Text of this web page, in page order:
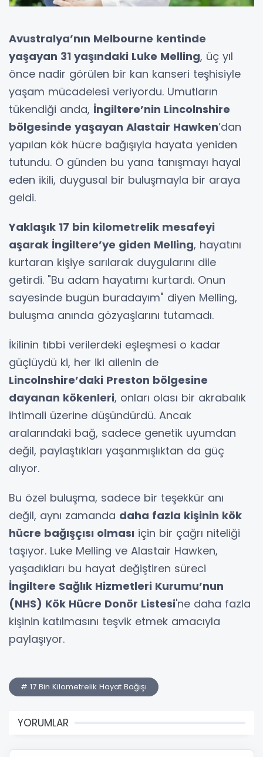
Avustralya’nın Melbourne kentinde
yaşayan 31 yaşındaki Luke Melling, üç yıl
önce nadir görülen bir kan kanseri teşhisiyle
yaşam mücadelesi veriyordu. Umutların
tükendiği anda, İngiltere’nin Lincolnshire
bölgesinde yaşayan Alastair Hawken’dan
yapılan kök hücre bağışıyla hayata yeniden
tutundu. O günden bu yana tanışmayı hayal
eden ikili, duygusal bir buluşmayla bir araya
geldi.
Yaklaşık 17 bin kilometrelik mesafeyi
aşarak İngiltere’ye giden Melling, hayatını
kurtaran kişiye sarılarak duygularını dile
getirdi. "Bu adam hayatımı kurtardı. Onun
sayesinde bugün buradayım" diyen Melling,
buluşma anında gözyaşlarını tutamadı.
İkilinin tıbbi verilerdeki eşleşmesi o kadar
güçlüydü ki, her iki ailenin de
Lincolnshire’daki Preston bölgesine
dayanan kökenleri, onları olası bir akrabalık
ihtimali üzerine düşündürdü. Ancak
aralarındaki bağ, sadece genetik uyumdan
değil, paylaştıkları yaşanmışlıktan da güç
alıyor.
Bu özel buluşma, sadece bir teşekkür anı
değil, aynı zamanda daha fazla kişinin kök
hücre bağışçısı olması için bir çağrı niteliği
taşıyor. Luke Melling ve Alastair Hawken,
yaşadıkları bu hayat değiştiren süreci
İngiltere Sağlık Hizmetleri Kurumu’nun
(NHS) Kök Hücre Donör Listesi'ne daha fazla
kişinin katılmasını teşvik etmek amacıyla
paylaşıyor.
# 17 Bin Kilometrelik Hayat Bağışı
YORUMLAR